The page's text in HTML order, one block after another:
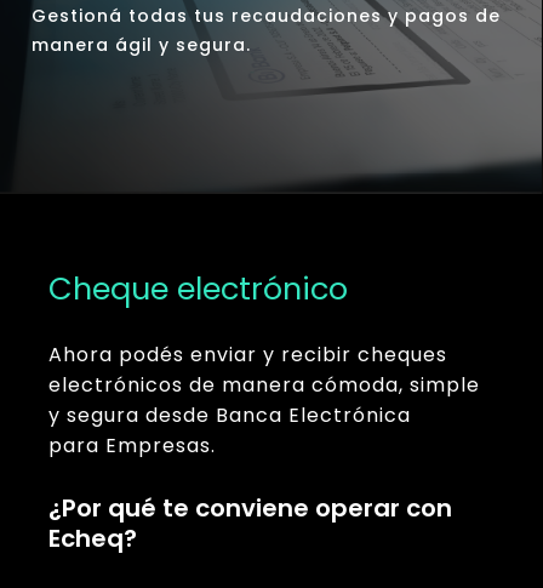
Gestioná todas tus recaudaciones y pagos de
manera ágil y segura.
Cheque electrónico
Ahora podés enviar y recibir cheques
electrónicos de manera cómoda, simple
y segura desde Banca Electrónica
para Empresas.
¿Por qué te conviene operar con
Echeq?